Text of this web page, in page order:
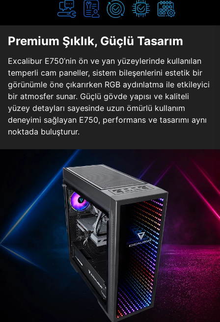
Premium Şıklık, Güçlü Tasarım
Excalibur E750’nin ön ve yan yüzeylerinde kullanılan
temperli cam paneller, sistem bileşenlerini estetik bir
görünümle öne çıkarırken RGB aydınlatma ile etkileyici
bir atmosfer sunar. Güçlü gövde yapısı ve kaliteli
yüzey detayları sayesinde uzun ömürlü kullanım
deneyimi sağlayan E750, performans ve tasarımı aynı
noktada buluşturur.